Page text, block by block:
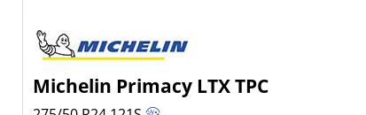
Celoroční (1)
Michelin Primacy LTX TPC